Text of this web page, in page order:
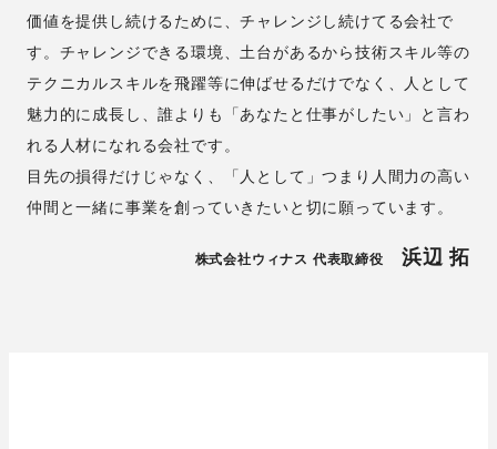
価値を提供し続けるために、チャレンジし続けてる会社で
す。チャレンジできる環境、土台があるから技術スキル等の
テクニカルスキルを飛躍等に伸ばせるだけでなく、人として
魅力的に成長し、誰よりも「あなたと仕事がしたい」と言わ
れる人材になれる会社です。
目先の損得だけじゃなく、「人として」つまり人間力の高い
仲間と一緒に事業を創っていきたいと切に願っています。
株式会社ウィナス 代表取締役 浜辺 拓